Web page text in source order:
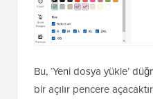
Bu, ‘Yeni dosya yükle’
bir açılır pencere